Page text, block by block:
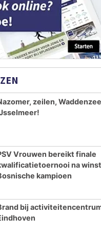
zeilen,
Vrouwen bereikt finale
na
kampioen
bij